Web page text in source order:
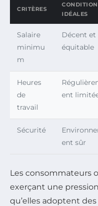
CRITÈRES
IDÉALES
Salaire
minimu
m
Décent et
équitable
Heures
de
travail
ent
Sécurité
ent sûr
Les consommateurs
exerçant une
qu’elles adoptent